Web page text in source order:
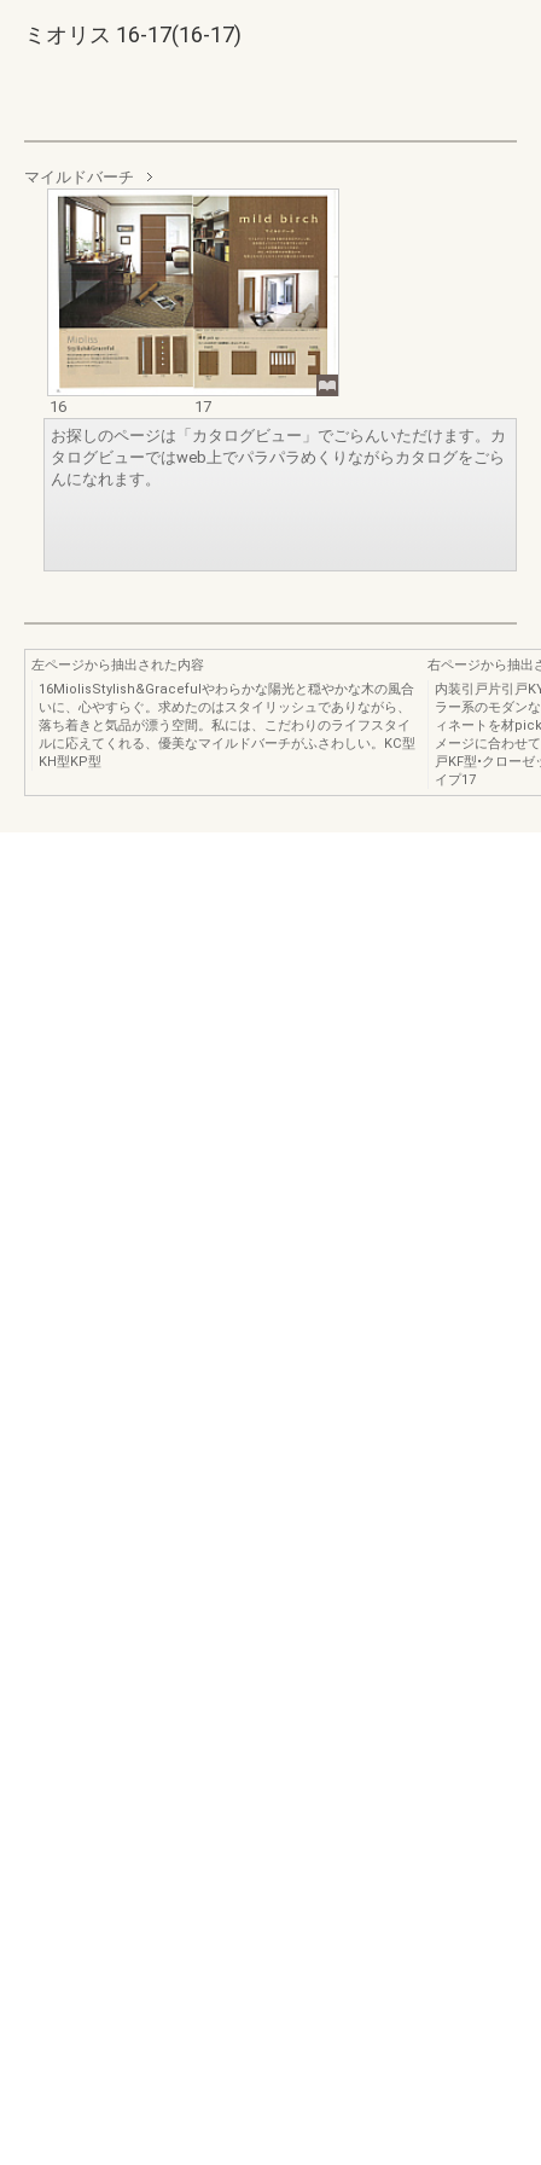
ミオリス 16-17(16-17)
マイルドバーチ
16
17
お探しのページは「カタログビュー」でごらんいただけます。カ
タログビューではweb上でパラパラめくりながらカタログをごら
んになれます。
左ページから抽出された内容
16MioIisStylish&Gracefulやわらかな陽光と穏やかな木の風合
いに、心やすらぐ。求めたのはスタイリッシュでありながら、
落ち着きと気品が漂う空間。私には、こだわりのライフスタイ
ルに応えてくれる、優美なマイルドバーチがふさわしい。KC型
KH型KP型
右ページから抽出
内装引戸片引戸
ラー系のモダン
ィネートを材
メージに合わせ
戸KF型•クロー
イプ17